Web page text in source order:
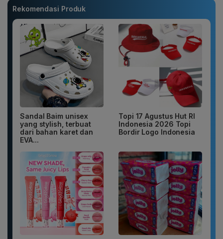
Rekomendasi Produk
Sandal Baim unisex
yang stylish, terbuat
dari bahan karet dan
EVA...
Topi 17 Agustus Hut RI
Indonesia 2026 Topi
Bordir Logo Indonesia